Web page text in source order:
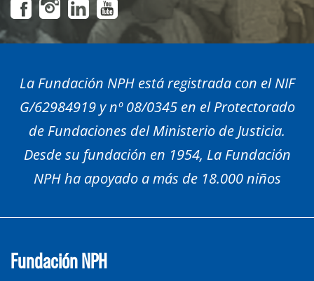
La Fundación NPH está registrada con el NIF
G/62984919 y nº 08/0345 en el Protectorado
de Fundaciones del Ministerio de Justicia.
Desde su fundación en 1954, La Fundación
NPH ha apoyado a más de 18.000 niños
Fundación NPH